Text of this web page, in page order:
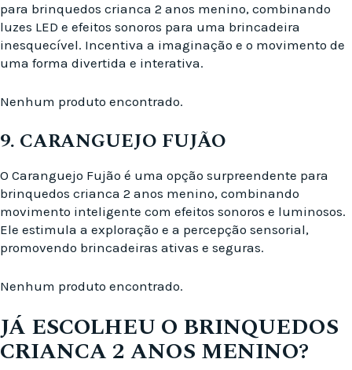
para brinquedos crianca 2 anos menino, combinando
luzes LED e efeitos sonoros para uma brincadeira
inesquecível. Incentiva a imaginação e o movimento de
uma forma divertida e interativa.
Nenhum produto encontrado.
9. CARANGUEJO FUJÃO
O Caranguejo Fujão é uma opção surpreendente para
brinquedos crianca 2 anos menino, combinando
movimento inteligente com efeitos sonoros e luminosos.
Ele estimula a exploração e a percepção sensorial,
promovendo brincadeiras ativas e seguras.
Nenhum produto encontrado.
JÁ ESCOLHEU O BRINQUEDOS
CRIANCA 2 ANOS MENINO?